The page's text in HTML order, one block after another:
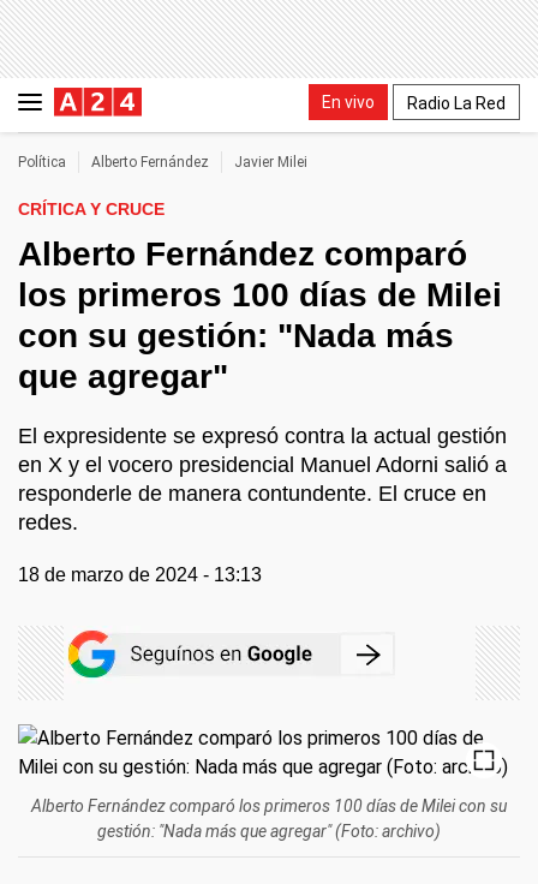
En vivo Radio La Red
Política Alberto Fernández Javier Milei
CRÍTICA Y CRUCE
Alberto Fernández comparó
los primeros 100 días de Milei
con su gestión: "Nada más
que agregar"
El expresidente se expresó contra la actual gestión
en X y el vocero presidencial Manuel Adorni salió a
responderle de manera contundente. El cruce en
redes.
18 de marzo de 2024 - 13:13
Alberto Fernández comparó los primeros 100 días de Milei con su
gestión: "Nada más que agregar" (Foto: archivo)